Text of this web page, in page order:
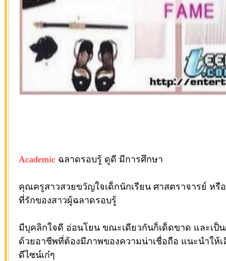
Academicฉลาดรอบรู้ ดูดี มีการศึกษา
คุณครูสาวสวยขวัญใจเด็กนักเรียน ศาสตราจารย์ ห
ที่รักของสาวผู้ฉลาดรอบรู้
มีบุคลิกใจดี อ่อนโยน ขณะเดียวกันก็เด็ดขาด และเป็
ด้วยอาชีพที่ต้องมีภาพของความน่าเชื่อถือ แนะนำให้เ
ดีไซน์เก๋ๆ